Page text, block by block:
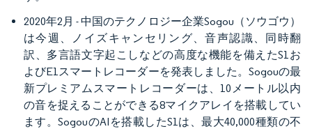
2020年2月 - 中国のテクノロジー企業Sogou（ソウゴウ）
は今週、ノイズキャンセリング、音声認識、同時翻
訳、多言語文字起こしなどの高度な機能を備えたS1お
よびE1スマートレコーダーを発表しました。Sogouの最
新プレミアムスマートレコーダーは、10メートル以内
の音を捉えることができる8マイクアレイを搭載してい
ます。SogouのAIを搭載したS1は、最大40,000種類の不